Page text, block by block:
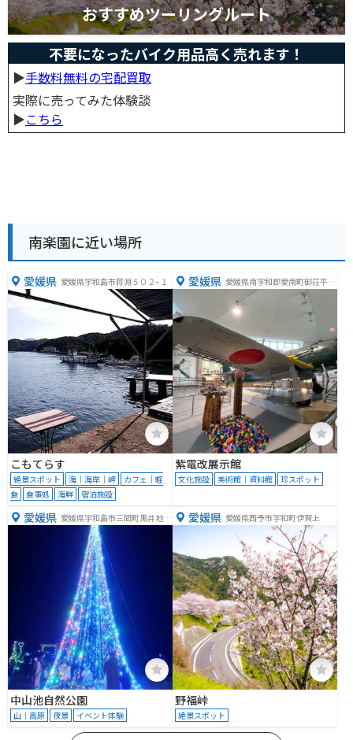
おすすめツーリングルート
不要になったバイク用品高く売れます！
▶︎手数料無料の宅配買取
実際に売ってみた体験談
▶︎こちら
南楽園に近い場所
愛媛県 愛媛県宇和島市蒋淵５０２−１
こもてらす
絶景スポット 海｜海岸｜岬
カフェ｜軽
食
食事処 海鮮 宿泊施設
愛媛県 愛媛県南宇和郡愛南町御荘平城
５６８８
紫電改展示館
文化施設 美術館｜資料館 珍スポット
愛媛県 愛媛県宇和島市三間町黒井地１
中山池自然公園
山｜高原 夜景 イベント体験
愛媛県 愛媛県西予市宇和町伊賀上
野福峠
絶景スポット